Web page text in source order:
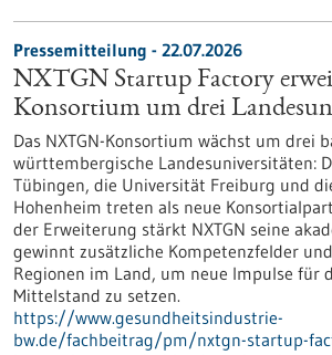
Pressemitteilung - 22.07.2026
NXTGN Startup Factory
Konsortium um drei
Das NXTGN-Konsortium wächst um drei
württembergische Landesuniversitäten:
Tübingen, die Universität Freiburg und
Hohenheim treten als neue
der Erweiterung stärkt NXTGN seine
gewinnt zusätzliche Kompetenzfelder
Regionen im Land, um neue Impulse für
Mittelstand zu setzen.
https://www.gesundheitsindustrie-
bw.de/fachbeitrag/pm/nxtgn-startup-